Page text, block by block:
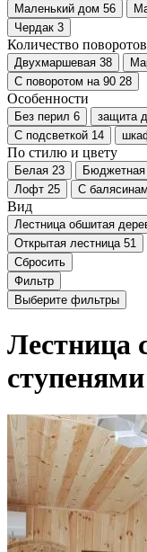
Маленький дом 56
Чердак 3
Количество поворотов
Двухмаршевая 38
С поворотом на 90 28
Особенности
Без перил 6
С подсветкой 14
По стилю и цвету
Белая 23 Бюджетная
Лофт 25 С
Вид
Лестница обшитая
Открытая лестница 51
Сбросить
Фильтр
Выберите фильтры
Лестница
ступенями